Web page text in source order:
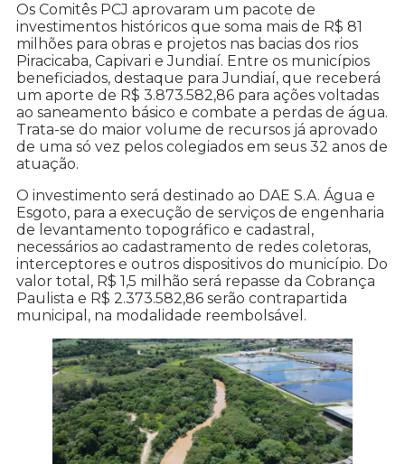
Os Comitês PCJ aprovaram um pacote de
investimentos históricos que soma mais de R$ 81
milhões para obras e projetos nas bacias dos rios
Piracicaba, Capivari e Jundiaí. Entre os municípios
beneficiados, destaque para Jundiaí, que receberá
um aporte de R$ 3.873.582,86 para ações voltadas
ao saneamento básico e combate a perdas de água.
Trata-se do maior volume de recursos já aprovado
de uma só vez pelos colegiados em seus 32 anos de
atuação.
O investimento será destinado ao DAE S.A. Água e
Esgoto, para a execução de serviços de engenharia
de levantamento topográfico e cadastral,
necessários ao cadastramento de redes coletoras,
interceptores e outros dispositivos do município. Do
valor total, R$ 1,5 milhão será repasse da Cobrança
Paulista e R$ 2.373.582,86 serão contrapartida
municipal, na modalidade reembolsável.